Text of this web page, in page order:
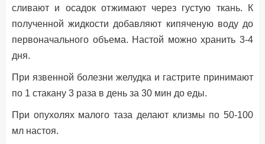
сливают и осадок отжимают через густую ткань. К
полученной жидкости добавляют кипяченую воду до
первоначального объема. Настой можно хранить 3-4
дня.
При язвенной болезни желудка и гастрите принимают
по 1 стакану 3 раза в день за 30 мин до еды.
При опухолях малого таза делают клизмы по 50-100
мл настоя.